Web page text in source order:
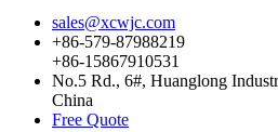
sales@xcwjc.com
+86-579-87988219
+86-15867910531
No.5 Rd., 6#, Huanglong
China
Free Quote